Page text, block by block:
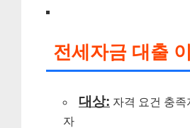
전세자금 대출
대상: 자격 요건 충족
자